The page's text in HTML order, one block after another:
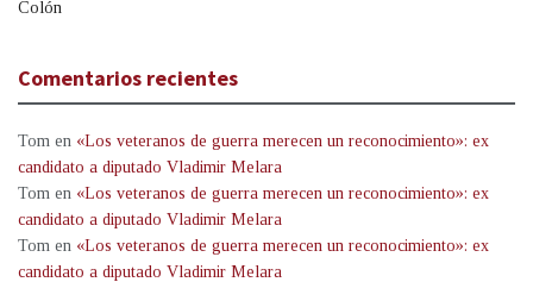
Colón
Comentarios recientes
Tom en «Los veteranos de guerra merecen un reconocimiento»: ex
candidato a diputado Vladimir Melara
Tom en «Los veteranos de guerra merecen un reconocimiento»: ex
candidato a diputado Vladimir Melara
Tom en «Los veteranos de guerra merecen un reconocimiento»: ex
candidato a diputado Vladimir Melara